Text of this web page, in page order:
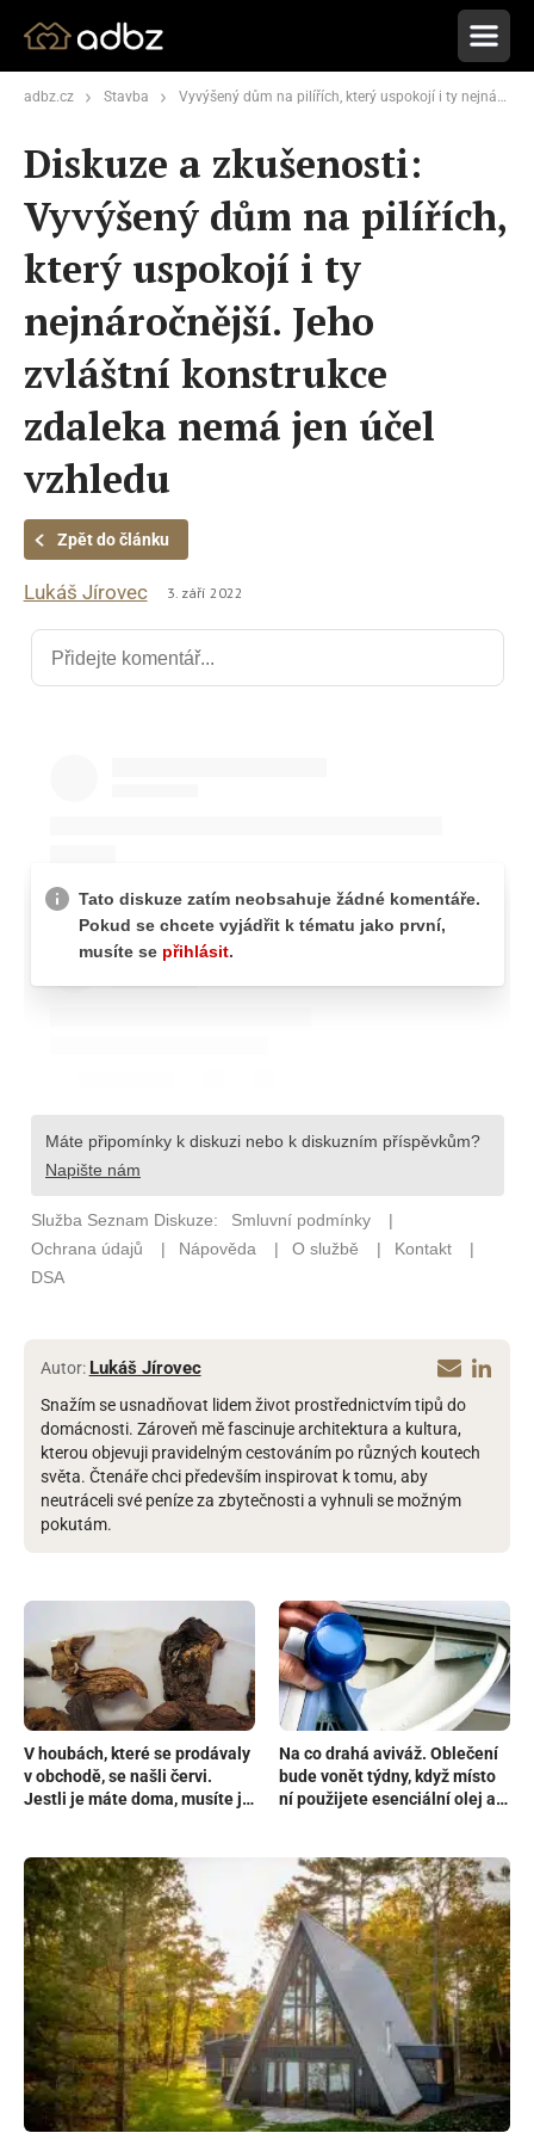
adbz.cz Stavba Vyvýšený dům na pilířích, který uspokojí i ty nejnáročnější. Jeho zvláštní konstrukce zdaleka nemá jen účel vzhledu
Diskuze a zkušenosti:
Vyvýšený dům na pilířích,
který uspokojí i ty
nejnáročnější. Jeho
zvláštní konstrukce
zdaleka nemá jen účel
vzhledu
Zpět do článku
Lukáš Jírovec 3. září 2022
Autor: Lukáš Jírovec
Snažím se usnadňovat lidem život prostřednictvím tipů do
domácnosti. Zároveň mě fascinuje architektura a kultura,
kterou objevuji pravidelným cestováním po různých koutech
světa. Čtenáře chci především inspirovat k tomu, aby
neutráceli své peníze za zbytečnosti a vyhnuli se možným
pokutám.
V houbách, které se prodávaly
v obchodě, se našli červi.
Jestli je máte doma, musíte je
Na co drahá aviváž. Oblečení
bude vonět týdny, když místo
ní použijete esenciální olej a